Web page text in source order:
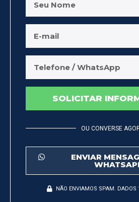
SOLICITAR
OU CONVERSE
ENVIAR
NÃO ENVIAMOS SPAM. DADOS